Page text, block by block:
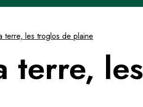
terre, les troglos de plaine
terre,